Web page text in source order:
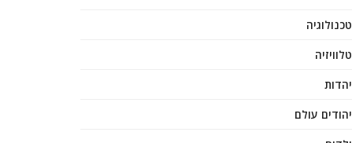
טכנולוגיה
טלוויזיה
יהדות
יהודים עולם